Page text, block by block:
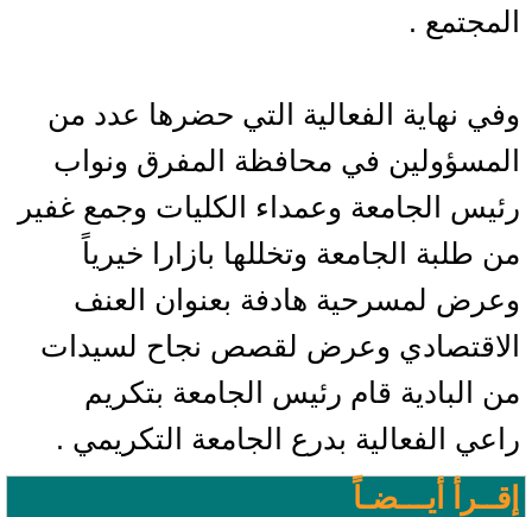
المجتمع .
وفي نهاية الفعالية التي حضرها عدد من
المسؤولين في محافظة المفرق ونواب
رئيس الجامعة وعمداء الكليات وجمع غفير
من طلبة الجامعة وتخللها بازارا خيرياً
وعرض لمسرحية هادفة بعنوان العنف
الاقتصادي وعرض لقصص نجاح لسيدات
من البادية قام رئيس الجامعة بتكريم
راعي الفعالية بدرع الجامعة التكريمي .
إقــرأ أيـــضـاً